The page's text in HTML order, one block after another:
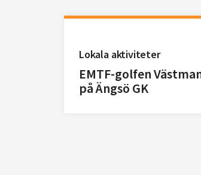
Lokala aktiviteter
EMTF-golfen
på Ängsö GK